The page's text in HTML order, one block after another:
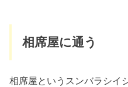
相席屋に通う
相席屋というスンバラシイ